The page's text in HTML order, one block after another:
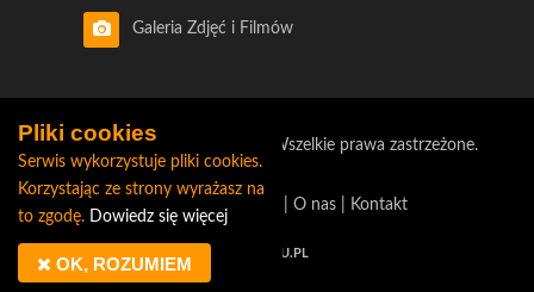
Galeria Zdjęć i Filmów
©2026 Galeria Bursztynowa. Wszelkie prawa zastrzeżone.
Polityka prywatności O nas| Kontakt
GESHU.PL
Pliki cookies
Serwis wykorzystuje pliki cookies.
Korzystając ze strony wyrażasz na
to zgodę. Dowiedz się więcej
OK, ROZUMIEM